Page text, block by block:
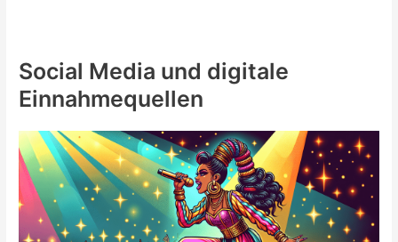
Social Media und digitale
Einnahmequellen